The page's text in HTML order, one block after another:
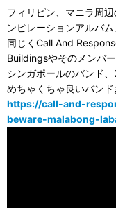
フィリピン、マニラ周
ンピレーションアルバ
同じくCall And
Buildingsやそのメンバ
シンガポールのバンド、
めちゃくちゃ良いバンド
https://call-and-
beware-malabong-